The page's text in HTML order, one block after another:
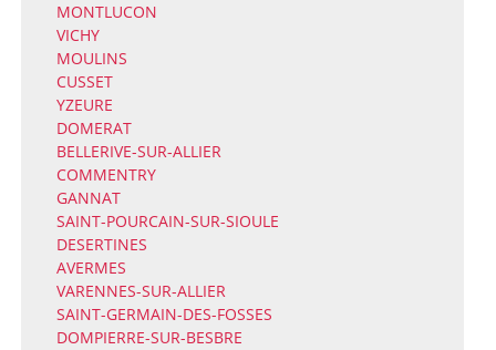
MONTLUCON
VICHY
MOULINS
CUSSET
YZEURE
DOMERAT
BELLERIVE-SUR-ALLIER
COMMENTRY
GANNAT
SAINT-POURCAIN-SUR-SIOULE
DESERTINES
AVERMES
VARENNES-SUR-ALLIER
SAINT-GERMAIN-DES-FOSSES
DOMPIERRE-SUR-BESBRE